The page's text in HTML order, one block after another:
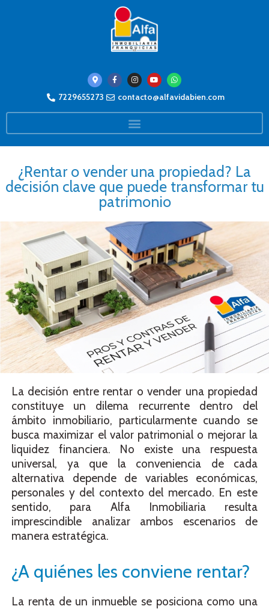
7229655273 contacto@alfavidabien.com
¿Rentar o vender una propiedad? La
decisión clave que puede transformar tu
patrimonio
La decisión entre rentar o vender una propiedad
constituye un dilema recurrente dentro del
ámbito inmobiliario, particularmente cuando se
busca maximizar el valor patrimonial o mejorar la
liquidez financiera. No existe una respuesta
universal, ya que la conveniencia de cada
alternativa depende de variables económicas,
personales y del contexto del mercado. En este
sentido, para Alfa Inmobiliaria resulta
imprescindible analizar ambos escenarios de
manera estratégica.
¿A quiénes les conviene rentar?
La renta de un inmueble se posiciona como una